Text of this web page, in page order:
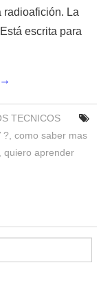
radioafición. La
escrita para
→
TECNICOS
?,como saber mas
quiero aprender